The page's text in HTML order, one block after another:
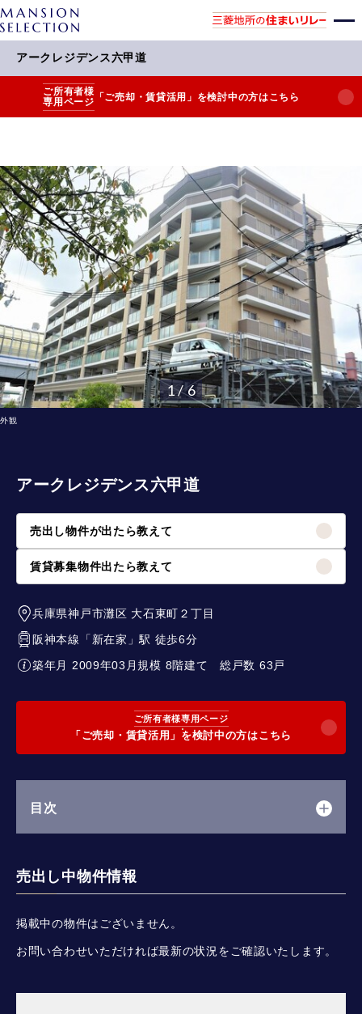
アークレジデンス六甲道
ご所有者様
専用ページ 「ご売却・賃貸活用」を検討中の方はこちら
外観
1 / 6
アークレジデンス六甲道
売出し物件が出たら教えて
賃貸募集物件出たら教えて
兵庫県神戸市灘区 大石東町２丁目
阪神本線
「 新在家 」駅 徒歩6分
築年月 2009年03月規模 8階建て総戸数 63戸
ご所有者様専用ページ
「ご売却・賃貸活用」を検討中の方はこちら
目次
売出し中物件情報
掲載中の物件はございません。
お問い合わせいただければ最新の状況をご確認いたします。